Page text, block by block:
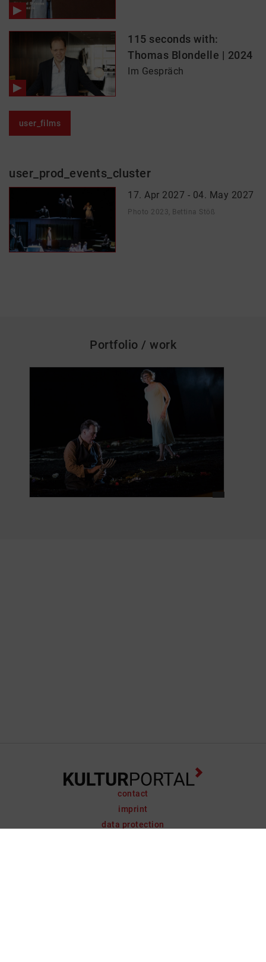
115 seconds with:
Thomas Blondelle | 2024
Im Gespräch
user_films
user_prod_events_cluster
17. Apr 2027 - 04. May 2027
Photo 2023, Bettina Stöß
Portfolio / work
contact
imprint
data protection